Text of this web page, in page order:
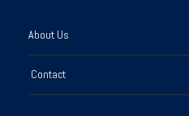
About Us
Contact